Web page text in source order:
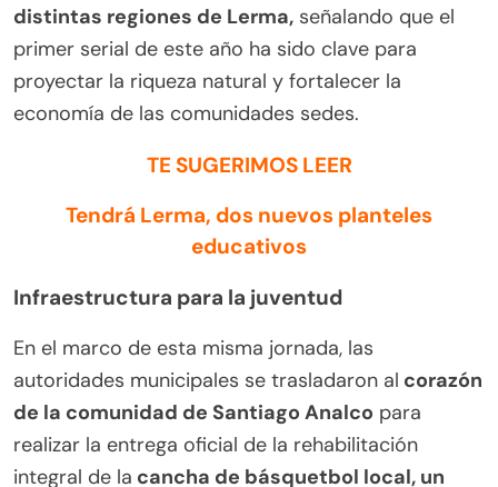
distintas regiones de Lerma, señalando que el
primer serial de este año ha sido clave para
proyectar la riqueza natural y fortalecer la
economía de las comunidades sedes.
TE SUGERIMOS LEER
Tendrá Lerma, dos nuevos planteles
educativos
Infraestructura para la juventud
En el marco de esta misma jornada, las
autoridades municipales se trasladaron al corazón
de la comunidad de Santiago Analco para
realizar la entrega oficial de la rehabilitación
integral de la cancha de básquetbol local, un